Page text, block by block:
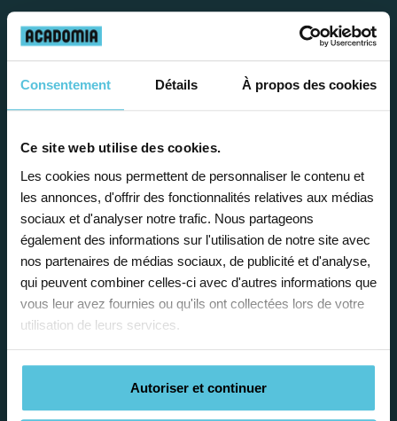
Consentement Détails À propos des cookies
Ce site web utilise des cookies.
Les cookies nous permettent de personnaliser le contenu et
les annonces, d'offrir des fonctionnalités relatives aux médias
sociaux et d'analyser notre trafic. Nous partageons
également des informations sur l'utilisation de notre site avec
nos partenaires de médias sociaux, de publicité et d'analyse,
qui peuvent combiner celles-ci avec d'autres informations que
vous leur avez fournies ou qu'ils ont collectées lors de votre
utilisation de leurs services.
Autoriser et continuer
Travailler chez Acadomia
présente de nombreux
Enseignez près de chez vous, selon
vos horaires
Afin de garantir le meilleur
accompagnement, nous organisons votre
emploi du temps en fonction de votre profil,
vos disponibilités et votre flexibilité.